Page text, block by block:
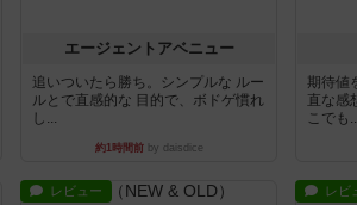
エージェントアベニュー
追いついたら勝ち。シンプルな ルー
ルとで直感的な 目的で、ボドゲ慣れ
し...
約1時間前by daisdice
期待値
直な感
こでも
レビュー レビ